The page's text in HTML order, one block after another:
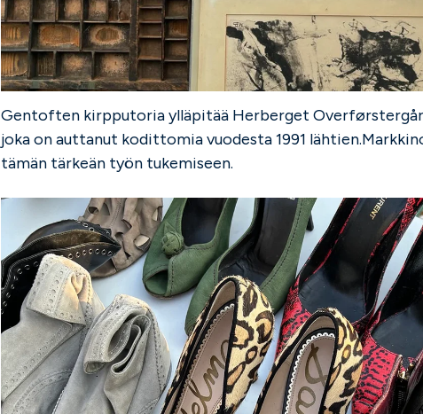
Gentoften kirpputoria ylläpitää Herberget
joka on auttanut kodittomia vuodesta 1991
tämän tärkeän työn tukemiseen.